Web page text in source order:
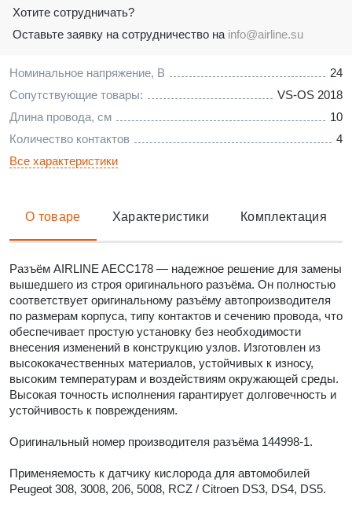
Номинальное напряжение, В
24
Сопутствующие товары:
VS-OS 2018
Длина провода, см
10
Количество контактов
4
Все характеристики
Хотите сотрудничать?
Оставьте заявку на сотрудничество на info@airline.su
О товаре Характеристики Комплектация
Разъём AIRLINE AECC178 — надежное решение для замены
вышедшего из строя оригинального разъёма. Он полностью
соответствует оригинальному разъёму автопроизводителя
по размерам корпуса, типу контактов и сечению провода, что
обеспечивает простую установку без необходимости
внесения изменений в конструкцию узлов. Изготовлен из
высококачественных материалов, устойчивых к износу,
высоким температурам и воздействиям окружающей среды.
Высокая точность исполнения гарантирует долговечность и
устойчивость к повреждениям.
Оригинальный номер производителя разъёма 144998-1.
Применяемость к датчику кислорода для автомобилей
Peugeot 308, 3008, 206, 5008, RCZ / Citroen DS3, DS4, DS5.